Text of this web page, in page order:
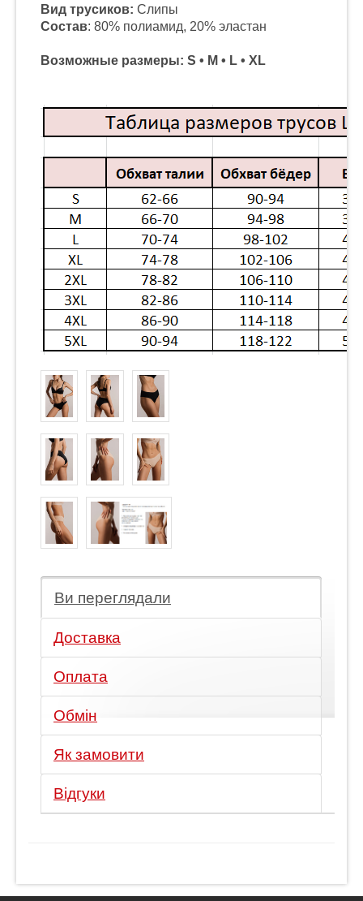
Вид трусиков: Слипы
Состав: 80% полиамид, 20% эластан
Возможные размеры: S • M • L • XL
Ви переглядали
Доставка
Оплата
Обмін
Як замовити
Відгуки